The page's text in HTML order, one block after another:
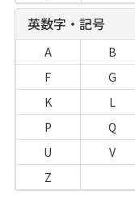
英数字・記号
A B
F
G
K
L
P
Q
U
V
Z